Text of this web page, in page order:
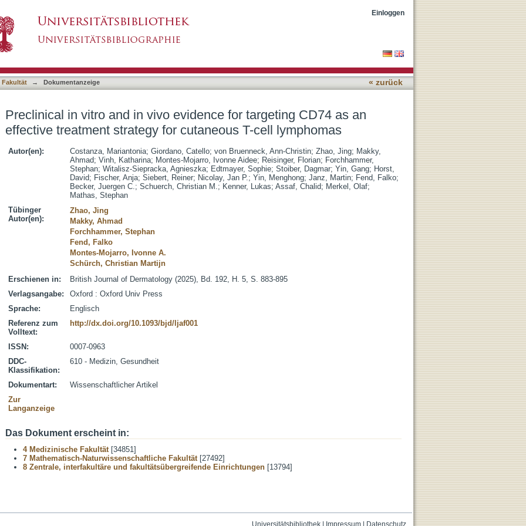
evidence for targeting CD74 as an effective treatment strategy forEinloggen
Fakultät → Dokumentanzeige « zurück
Preclinical in vitro and in vivo evidence for targeting CD74 as an
effective treatment strategy for cutaneous T-cell lymphomas
Autor(en): Costanza, Mariantonia; Giordano, Catello; von Bruenneck, Ann-Christin; Zhao, Jing; Makky,
Ahmad; Vinh, Katharina; Montes-Mojarro, Ivonne Aidee; Reisinger, Florian; Forchhammer,
Stephan; Witalisz-Siepracka, Agnieszka; Edtmayer, Sophie; Stoiber, Dagmar; Yin, Gang; Horst,
David; Fischer, Anja; Siebert, Reiner; Nicolay, Jan P.; Yin, Menghong; Janz, Martin; Fend, Falko;
Becker, Juergen C.; Schuerch, Christian M.; Kenner, Lukas; Assaf, Chalid; Merkel, Olaf;
Mathas, Stephan
Tübinger
Autor(en):
Zhao, Jing
Makky, Ahmad
Forchhammer, Stephan
Fend, Falko
Montes-Mojarro, Ivonne A.
Schürch, Christian Martijn
Erschienen in:
British Journal of Dermatology (2025), Bd. 192, H. 5, S. 883-895
Verlagsangabe:
Oxford : Oxford Univ Press
Sprache:
Englisch
Referenz zum
Volltext:
http://dx.doi.org/10.1093/bjd/ljaf001
ISSN:
0007-0963
DDC-
Klassifikation:
610 - Medizin, Gesundheit
Dokumentart:
Wissenschaftlicher Artikel
Zur
Langanzeige
Das Dokument erscheint in:
4 Medizinische Fakultät[34851]
7 Mathematisch-Naturwissenschaftliche Fakultät[27492]
8 Zentrale, interfakultäre und fakultätsübergreifende Einrichtungen [13794]
Universitätsbibliothek| Impressum| Datenschutz